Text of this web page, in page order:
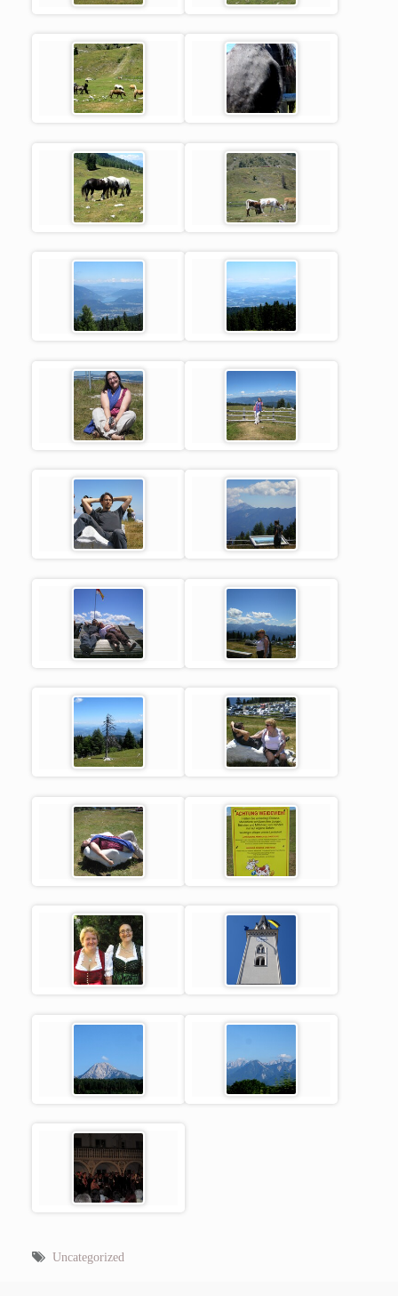
Uncategorized